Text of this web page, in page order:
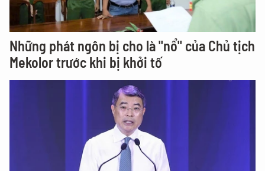
Những phát ngôn bị cho là "nổ" của Chủ tịch
Mekolor trước khi bị khởi tố